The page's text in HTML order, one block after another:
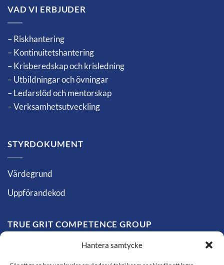
Hantera samtycke
VAD VI ERBJUDER
– Riskhantering
– Kontinuitetshantering
– Krisberedskap och krisledning
– Utbildningar och övningar
– Ledarstöd och mentorskap
– Verksamhetsutveckling
STYRDOKUMENT
Värdegrund
Uppförandekod
TRUE GRIT COMPETENCE GROUP